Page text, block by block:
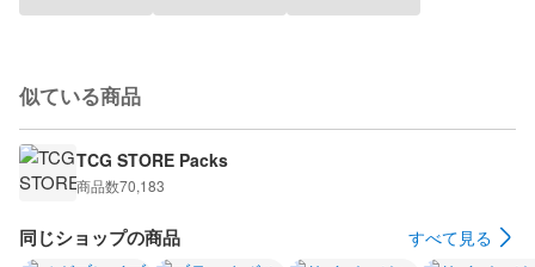
似ている商品
TCG STORE Packs
商品数70,183
同じショップの商品 すべて見る